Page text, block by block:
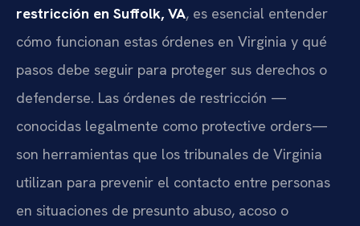
restricción en Suffolk, VA, es esencial entender
cómo funcionan estas órdenes en Virginia y qué
pasos debe seguir para proteger sus derechos o
defenderse. Las órdenes de restricción —
conocidas legalmente como protective orders—
son herramientas que los tribunales de Virginia
utilizan para prevenir el contacto entre personas
en situaciones de presunto abuso, acoso o